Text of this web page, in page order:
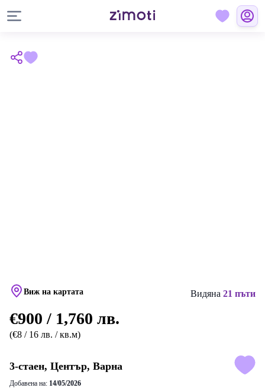
Виж на картата Видяна 21 пъти
€900 / 1,760 лв.
(€8 / 16 лв. / кв.м)
3-стаен, Център, Варна
Добавена на: 14/05/2026